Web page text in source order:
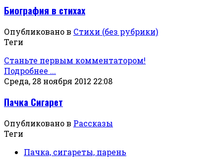
Биография в стихах
Опубликовано в Стихи (без рубрики)
Теги
Станьте первым комментатором!
Подробнее ...
Среда, 28 ноября 2012 22:08
Пачка Сигарет
Опубликовано в Рассказы
Теги
Пачка, сигареты, парень